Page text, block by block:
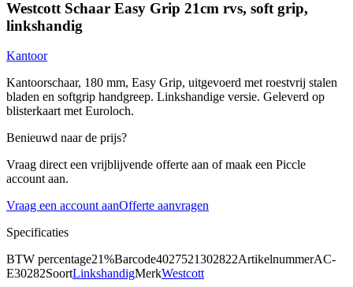
Westcott Schaar Easy Grip 21cm rvs, soft grip,
linkshandig
Kantoor
Kantoorschaar, 180 mm, Easy Grip, uitgevoerd met roestvrij stalen
bladen en softgrip handgreep. Linkshandige versie. Geleverd op
blisterkaart met Euroloch.
Benieuwd naar de prijs?
Vraag direct een vrijblijvende offerte aan of maak een Piccle
account aan.
Vraag een account aanOfferte aanvragen
Specificaties
BTW percentage21%Barcode4027521302822ArtikelnummerAC-
E30282SoortLinkshandigMerkWestcott